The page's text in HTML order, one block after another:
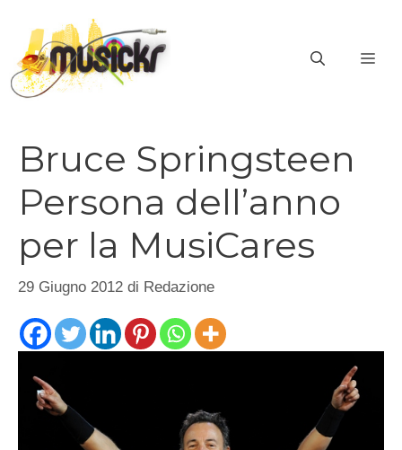
contenuto
Bruce Springsteen
Persona dell’anno
per la MusiCares
29 Giugno 2012 di Redazione